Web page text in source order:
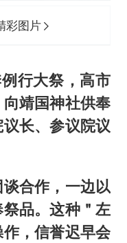
彩图片
行大祭，高市
靖国神社供奉
长、参议院议
合作，一边以
品。这种＂左
，信誉迟早会